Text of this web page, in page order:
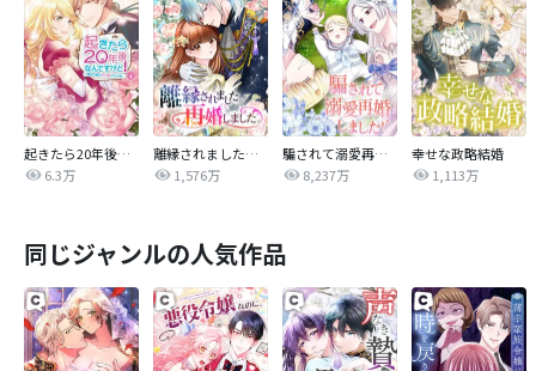
起きたら20年後なんですけど！ ～悪役令嬢のその後のその後～
6.3万
離縁されました。再婚しました。
1,576万
騙されて溺愛再婚しました！
8,237万
幸せな政略結婚
1,113万
同じジャンルの人気作品